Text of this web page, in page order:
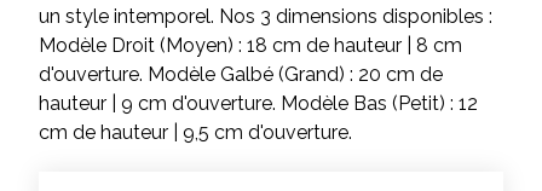
un style intemporel. Nos 3 dimensions disponibles :
Modèle Droit (Moyen) : 18 cm de hauteur | 8 cm
d'ouverture. Modèle Galbé (Grand) : 20 cm de
hauteur | 9 cm d'ouverture. Modèle Bas (Petit) : 12
cm de hauteur | 9,5 cm d'ouverture.